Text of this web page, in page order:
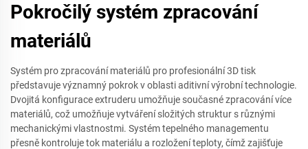
Pokročilý systém zpracování
materiálů
Systém pro zpracování materiálů pro profesionální 3D tisk
představuje významný pokrok v oblasti aditivní výrobní technologie.
Dvojitá konfigurace extruderu umožňuje současné zpracování více
materiálů, což umožňuje vytváření složitých struktur s různými
mechanickými vlastnostmi. Systém tepelného managementu
přesně kontroluje tok materiálu a rozložení teploty, čímž zajišťuje